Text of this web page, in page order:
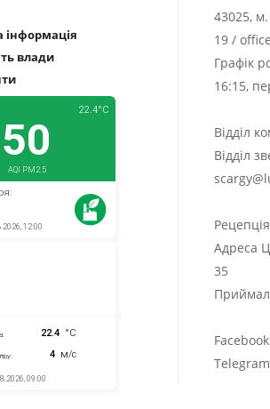
інформація
влади
43025,
19 /
Графік
16:15,
Відділ
Відділ
Адреса
35